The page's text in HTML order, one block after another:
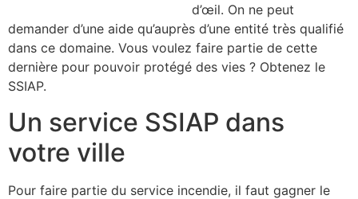
d’œil. On ne peut
demander d’une aide qu’auprès d’une entité très qualifié
dans ce domaine. Vous voulez faire partie de cette
dernière pour pouvoir protégé des vies ? Obtenez le
SSIAP.
Un service SSIAP dans
votre ville
Pour faire partie du service incendie, il faut gagner le